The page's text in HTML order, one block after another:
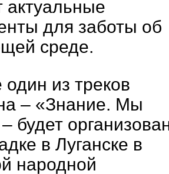
актуальные
для заботы об
среде.
из треков
– «Знание. Мы
будет
в Луганске в
народной